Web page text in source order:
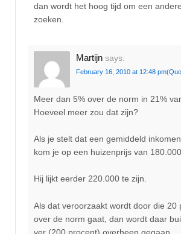
dan wordt het hoog tijd om een
zoeken.
Martijn says:
February 16, 2010 at 12:48 pm
Meer dan 5% over de norm in 21%
Hoeveel meer zou dat zijn?
Als je stelt dat een gemiddeld
kom je op een huizenprijs van 180.000.
Hij lijkt eerder 220.000 te zijn.
Als dat veroorzaakt wordt door die 20
over de norm gaat, dan wordt daar
ver (200 procent) overheen gegaan.